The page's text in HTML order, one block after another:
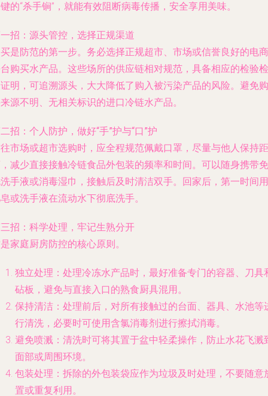
的“杀手锏”，就能有效阻断病毒传播，安全享用美味。
招：源头管控，选择正规渠道
是防范的第一步。务必选择正规超市、市场或信誉良好的电商
购买水产品。这些场所的供应链相对规范，具备相应的检验检
明，可追溯源头，大大降低了购入被污染产品的风险。避免购
源不明、无相关标识的进口冷链水产品。
招：个人防护，做好“手”护与“口”护
市场或超市选购时，应全程规范佩戴口罩，尽量与他人保持距
减少直接接触冷链食品外包装的频率和时间。可以随身携带免
手液或消毒湿巾，接触后及时清洁双手。回家后，第一时间用
或洗手液在流动水下彻底洗手。
招：科学处理，牢记生熟分开
家庭厨房防控的核心原则。
独立处理 ：处理冷冻水产品时，最好准备专门的容器、刀具
砧板，避免与直接入口的熟食厨具混用。
保持清洁 ：处理前后，对所有接触过的台面、器具、水池等
行清洗，必要时可使用含氯消毒剂进行擦拭消毒。
避免喷溅 ：清洗时可将其置于盆中轻柔操作，防止水花飞溅
面部或周围环境。
包装处理 ：拆除的外包装袋应作为垃圾及时处理，不要随意
置或重复利用。